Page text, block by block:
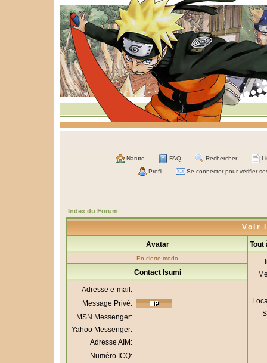
Naruto FAQ Rechercher
Profil Se connecter pour vérifier
Index du Forum
Voir
Avatar Tout
En cierto modo
Contact Isumi
Adresse e-mail:
Message Privé:
MSN Messenger:
Yahoo Messenger:
Adresse AIM:
Numéro ICQ: